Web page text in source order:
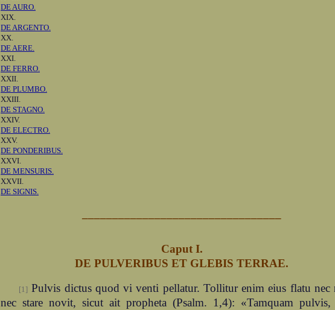
DE AURO.
XIX.
DE ARGENTO.
XX.
DE AERE.
XXI.
DE FERRO.
XXII.
DE PLUMBO.
XXIII.
DE STAGNO.
XXIV.
DE ELECTRO.
XXV.
DE PONDERIBUS.
XXVI.
DE MENSURIS.
XXVII.
DE SIGNIS.
Caput I.
DE PULVERIBUS ET GLEBIS TERRAE.
[1] Pulvis dictus quod vi venti pellatur. Tollitur enim eius flatu nec
nec stare novit, sicut ait propheta (Psalm. 1,4): «Tamquam pulvis,